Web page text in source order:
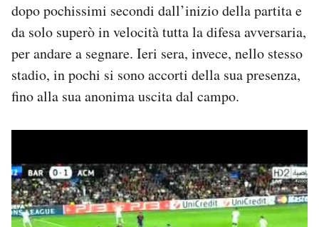
dopo pochissimi secondi dall’inizio della partita e
da solo superò in velocità tutta la difesa avversaria,
per andare a segnare. Ieri sera, invece, nello stesso
stadio, in pochi si sono accorti della sua presenza,
fino alla sua anonima uscita dal campo.